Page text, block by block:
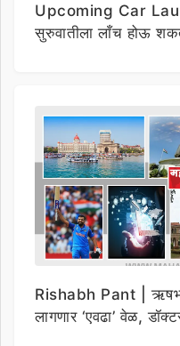
Upcoming Car
सुरुवातीला लाँच होऊ
Rishabh Pant | ऋषभ
लागणार ‘एवढा’ वेळ,